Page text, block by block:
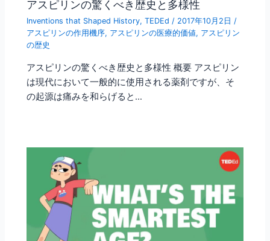
アスピリンの驚くべき歴史と多様性
Inventions that Shaped History,TEDEd / 2017年10月2日 /
アスピリンの作用機序, アスピリンの医療的価値, アスピリン
の歴史
アスピリンの驚くべき歴史と多様性 概要 アスピリン
は現代において一般的に使用される薬剤ですが、そ
の起源は痛みを和らげると…